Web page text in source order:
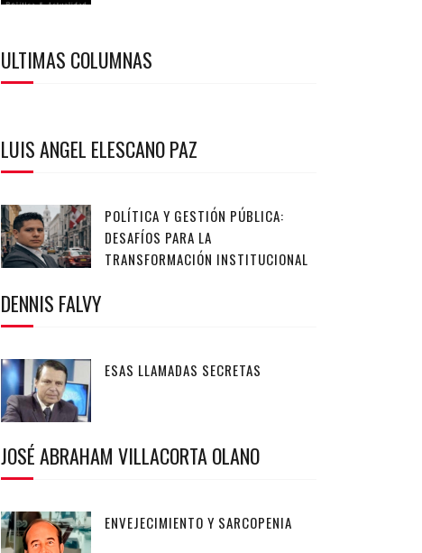
ULTIMAS COLUMNAS
LUIS ANGEL ELESCANO PAZ
POLÍTICA Y GESTIÓN PÚBLICA:
DESAFÍOS PARA LA
TRANSFORMACIÓN INSTITUCIONAL
DENNIS FALVY
ESAS LLAMADAS SECRETAS
JOSÉ ABRAHAM VILLACORTA OLANO
ENVEJECIMIENTO Y SARCOPENIA